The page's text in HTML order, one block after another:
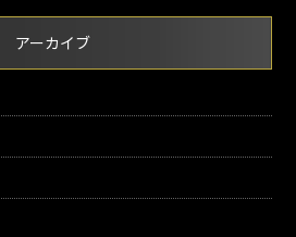
アーカイブ